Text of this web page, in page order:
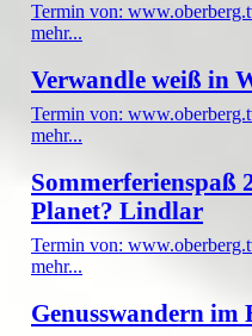
Termin von:
mehr...
Verwandle weiß in
Termin von:
mehr...
Sommerferienspaß
Planet? Lindlar
Termin von:
mehr...
Genusswandern